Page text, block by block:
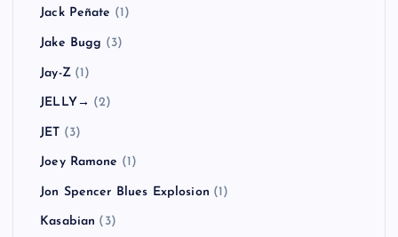
Jack Peñate (1)
Jake Bugg (3)
Jay-Z(1)
JELLY→ (2)
JET (3)
Joey Ramone (1)
Jon Spencer Blues Explosion (1)
Kasabian (3)